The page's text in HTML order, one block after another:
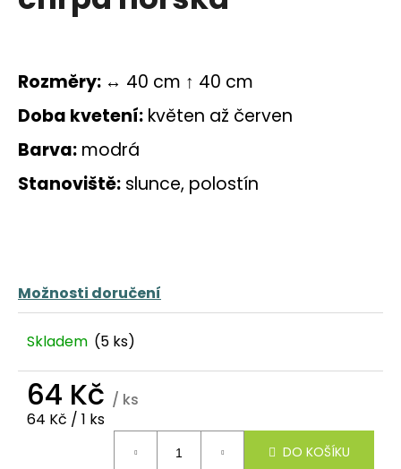
Rozměry: ↔ 40 cm ↑ 40 cm
Doba kvetení: květen až červen
Barva: modrá
Stanoviště: slunce, polostín
Možnosti doručení
Skladem (5 ks)
64 Kč / ks
Měrná
64 Kč / 1 ks
DO KOŠÍKU
í
t
?
D
o
o
r
u
u